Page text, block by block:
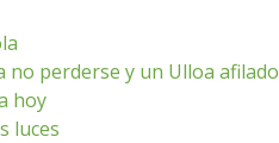
no perderse y un Ulloa afilado
hoy
luces